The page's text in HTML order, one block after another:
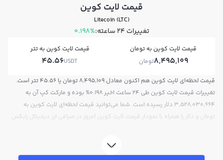
قیمت لایت کوین
Litecoin (LTC)
تغییرات ۲۴ ساعته: 0.198%
قیمت لایت کوین به تومان
8,495,109تومان
قیمت لایت کوین به تتر
45.56USDT
قیمت لحظه‌ای لایت کوین هم اکنون معادل 8,495,109 تومان یا 45.56 تتر است.
تغییرات قیمت لایت کوین طی 24 ساعت اخیر 0.198% بوده و مارکت کپ آن به
3,528,030,664 دلار رسیده است. شما می‌توانید قیمت لحظه‌ای لایت کوین به
تومان و دلار را همراه با نمودار قیمت لایت کوین امروز در صرافی ارز دیجیتال رابکس